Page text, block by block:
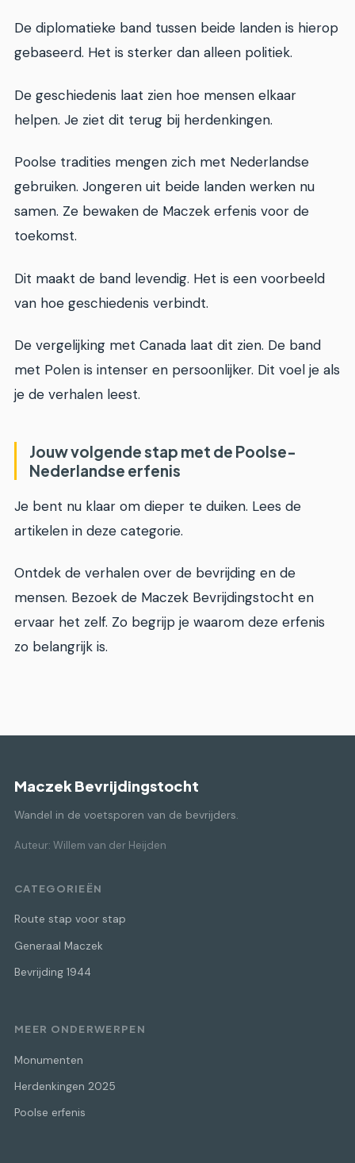
De diplomatieke band tussen beide landen is hierop
gebaseerd. Het is sterker dan alleen politiek.
De geschiedenis laat zien hoe mensen elkaar
helpen. Je ziet dit terug bij herdenkingen.
Poolse tradities mengen zich met Nederlandse
gebruiken. Jongeren uit beide landen werken nu
samen. Ze bewaken de Maczek erfenis voor de
toekomst.
Dit maakt de band levendig. Het is een voorbeeld
van hoe geschiedenis verbindt.
De vergelijking met Canada laat dit zien. De band
met Polen is intenser en persoonlijker. Dit voel je als
je de verhalen leest.
Jouw volgende stap met de Poolse-
Nederlandse erfenis
Je bent nu klaar om dieper te duiken. Lees de
artikelen in deze categorie.
Ontdek de verhalen over de bevrijding en de
mensen. Bezoek de Maczek Bevrijdingstocht en
ervaar het zelf. Zo begrijp je waarom deze erfenis
zo belangrijk is.
Maczek Bevrijdingstocht
Wandel in de voetsporen van de bevrijders.
Auteur: Willem van der Heijden
CATEGORIEËN
Route stap voor stap
Generaal Maczek
Bevrijding 1944
MEER ONDERWERPEN
Monumenten
Herdenkingen 2025
Poolse erfenis